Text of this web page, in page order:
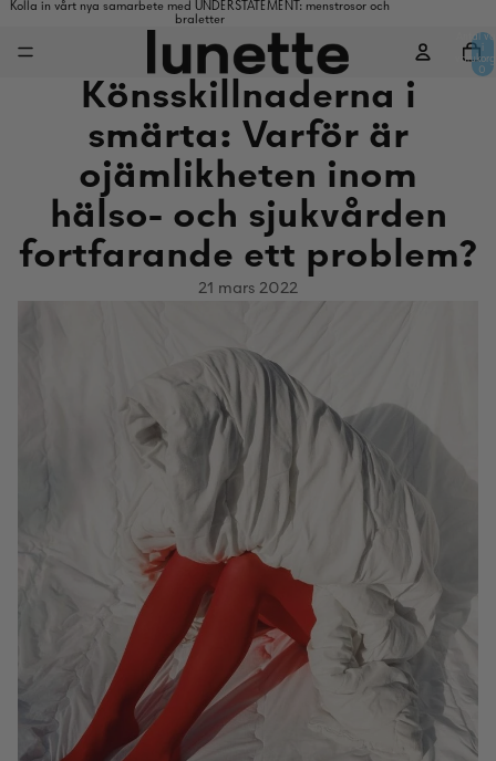
Kolla in vårt nya samarbete med UNDERSTATEMENT: menstrosor och
braletter
Antal
i
0
Könsskillnaderna i
smärta: Varför är
ojämlikheten inom
hälso- och sjukvården
fortfarande ett problem?
21 mars 2022